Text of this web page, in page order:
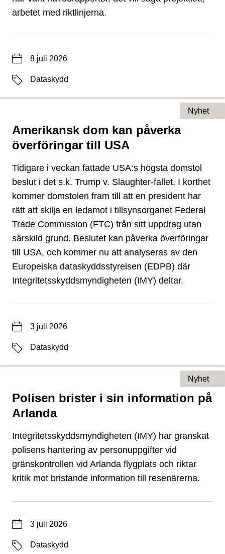
arbetet med riktlinjerna.
Datum8 juli 2026
EtiketterDataskydd
Amerikansk dom kan påverka
överföringar till USA
Typ av sida
Nyhet
Tidigare i veckan fattade USA:s högsta domstol
beslut i det s.k. Trump v. Slaughter-fallet. I korthet
kommer domstolen fram till att en president har
rätt att skilja en ledamot i tillsynsorganet Federal
Trade Commission (FTC) från sitt uppdrag utan
särskild grund. Beslutet kan påverka överföringar
till USA, och kommer nu att analyseras av den
Europeiska dataskyddsstyrelsen (EDPB) där
Integritetsskyddsmyndigheten (IMY) deltar.
Datum3 juli 2026
EtiketterDataskydd
Polisen brister i sin information på
Arlanda
Typ av sida
Nyhet
Integritetsskyddsmyndigheten (IMY) har granskat
polisens hantering av personuppgifter vid
gränskontrollen vid Arlanda flygplats och riktar
kritik mot bristande information till resenärerna.
Datum3 juli 2026
EtiketterDataskydd